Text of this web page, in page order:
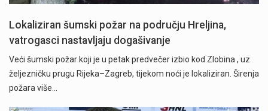
Lokaliziran šumski požar na području Hreljina,
vatrogasci nastavljaju dogašivanje
Veći šumski požar koji je u petak predvečer izbio kod Zlobina , uz
željezničku prugu Rijeka–Zagreb, tijekom noći je lokaliziran. Širenja
požara više…